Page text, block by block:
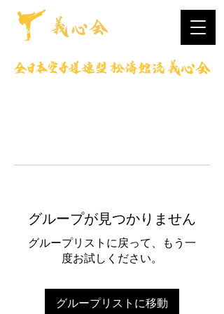
グループが見つかりません
グループリストに戻って、もう一
度お試しください。
グループリストに移動